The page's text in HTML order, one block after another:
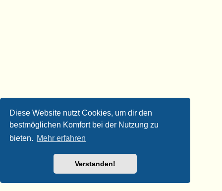
Diese Website nutzt Cookies, um dir den
bestmöglichen Komfort bei der Nutzung zu
bieten. Mehr erfahren
Verstanden!